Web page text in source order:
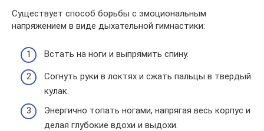
Существует способ борьбы с эмоциональным
напряжением в виде дыхательной гимнастики:
Встать на ноги и выпрямить спину.
Согнуть руки в локтях и сжать пальцы в твердый
кулак.
Энергично топать ногами, напрягая весь корпус и
делая глубокие вдохи и выдохи.